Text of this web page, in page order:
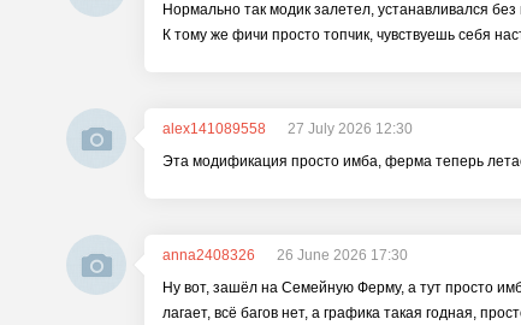
Нормально так модик залетел, устанавливался
К тому же фичи просто топчик, чувствуешь себя
alex141089558
27 July 2026 12:30
Эта модификация просто имба, ферма теперь
anna2408326
26 June 2026 17:30
Ну вот, зашёл на Семейную Ферму, а тут просто
лагает, всё багов нет, а графика такая годная,